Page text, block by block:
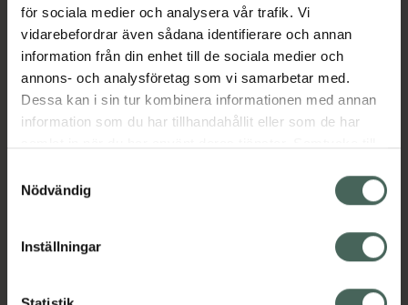
för sociala medier och analysera vår trafik. Vi
vidarebefordrar även sådana identifierare och annan
information från din enhet till de sociala medier och
annons- och analysföretag som vi samarbetar med.
Dessa kan i sin tur kombinera informationen med annan
information som du har tillhandahållit eller som de har
återkalla ditt samtycke via webbplatsens
cookieinställningar. Ett återkallat samtycke påverkar inte
lagligheten av behandling som skett innan återkallelsen.
Nödvändig
Inställningar
Läs alltid bipacksedeln innan
användning.
EAN:
05055565747704